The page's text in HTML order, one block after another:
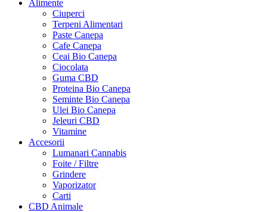
Alimente
Ciuperci
Terpeni Alimentari
Paste Canepa
Cafe Canepa
Ceai Bio Canepa
Ciocolata
Guma CBD
Proteina Bio Canepa
Seminte Bio Canepa
Ulei Bio Canepa
Jeleuri CBD
Vitamine
Accesorii
Lumanari Cannabis
Foite / Filtre
Grindere
Vaporizator
Carti
CBD Animale